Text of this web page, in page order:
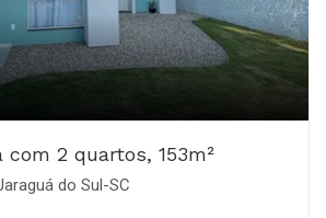
com 2 quartos, 153m²
do Sul-SC